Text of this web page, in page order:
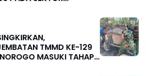
TMMD KE-129
MASUKI TAHAP